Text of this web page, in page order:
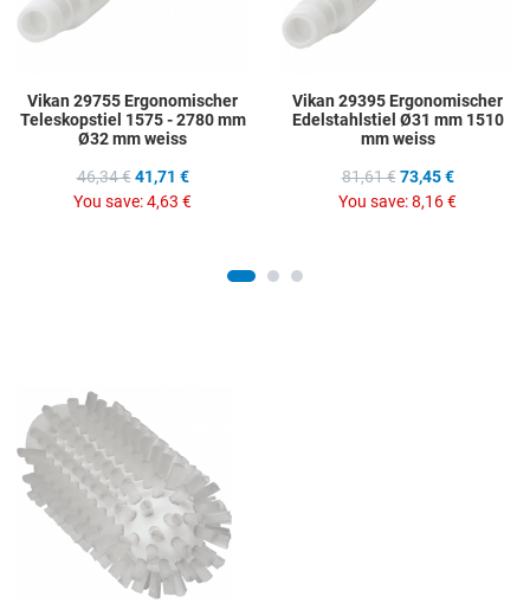
Vikan 29755 Ergonomischer
Teleskopstiel 1575 - 2780 mm
Ø32 mm weiss
46,34 € 41,71 €
You save:4,63 €
Vikan 29395 Ergonomischer
Edelstahlstiel Ø31 mm 1510
mm weiss
81,61 € 73,45 €
You save:8,16 €